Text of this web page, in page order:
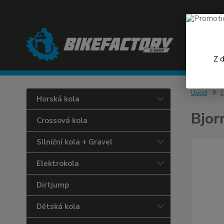
Horská kola
Crossová kola
Silniční kola + Gravel
Elektrokola
Dirtjump
Dětská kola
Úvod
Z